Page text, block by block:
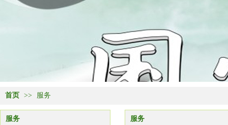
首页 >> 服务
服务 服务